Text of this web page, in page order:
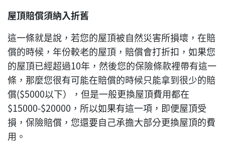
屋頂賠償須納入折舊
這一條就是說，若您的屋頂被自然災害所損壞，在賠
償的時候，年份較老的屋頂，賠償會打折扣，如果您
的屋頂已經超過10年，然後您的保險條款裡帶有這一
條，那麼您很有可能在賠償的時候只能拿到很少的賠
償($5000以下），但是一般更換屋頂費用都在
$15000-$20000，所以如果有這一項，即便屋頂受
損，保險賠償，您還要自己承擔大部分更換屋頂的費
用。